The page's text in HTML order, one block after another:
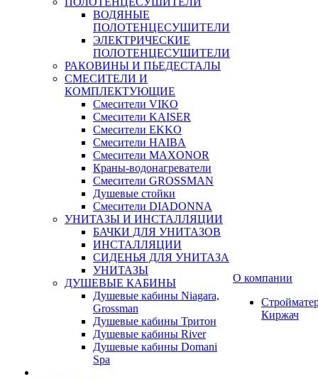
ВОДЯНЫЕ
ПОЛОТЕНЦЕСУШИТЕЛИ
ЭЛЕКТРИЧЕСКИЕ
ПОЛОТЕНЦЕСУШИТЕЛИ
РАКОВИНЫ И ПЬЕДЕСТАЛЫ
СМЕСИТЕЛИ И
КОМПЛЕКТУЮЩИЕ
Смесители VIKO
Смесители KAISER
Смесители EKKO
Смесители HAIBA
Смесители MAXONOR
Краны-водонагреватели
Смесители GROSSMAN
Душевые стойки
Смесители DIADONNA
УНИТАЗЫ И ИНСТАЛЛЯЦИИ
БАЧКИ ДЛЯ УНИТАЗОВ
ИНСТАЛЛЯЦИИ
СИДЕНЬЯ ДЛЯ УНИТАЗА
УНИТАЗЫ
ДУШЕВЫЕ КАБИНЫ
Душевые кабины Niagara,
Grossman
Душевые кабины Тритон
Душевые кабины River
Душевые кабины Domani
Spa
О компании
Киржач